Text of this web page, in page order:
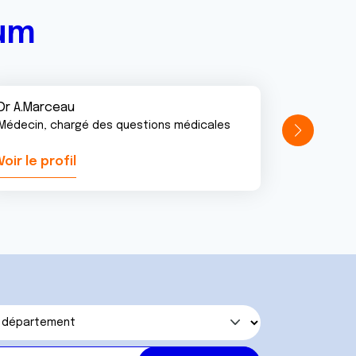
Dr A.Marceau
Médecin, chargé des questions médicales
le profil